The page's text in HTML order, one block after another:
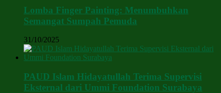
Lomba Finger Painting: Menumbuhkan
Semangat Sumpah Pemuda
31/10/2025
PAUD Islam Hidayatullah Terima Supervisi
Eksternal dari Ummi Foundation Surabaya